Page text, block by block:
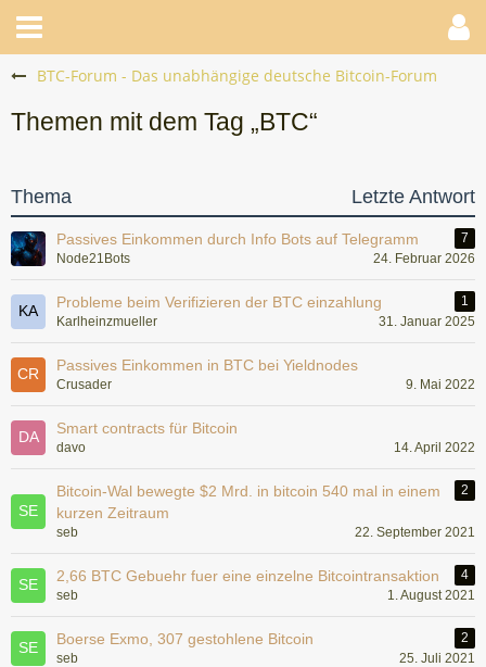
BTC-Forum - Das unabhängige deutsche Bitcoin-Forum
Themen mit dem Tag „BTC“
Thema Letzte Antwort
Passives Einkommen durch Info Bots auf Telegramm
7
Node21Bots
24. Februar 2026
Probleme beim Verifizieren der BTC einzahlung
1
Karlheinzmueller
31. Januar 2025
Passives Einkommen in BTC bei Yieldnodes
Crusader 9. Mai 2022
Smart contracts für Bitcoin
davo 14. April 2022
Bitcoin-Wal bewegte $2 Mrd. in bitcoin 540 mal in einem
kurzen Zeitraum
2
seb 22. September 2021
2,66 BTC Gebuehr fuer eine einzelne Bitcointransaktion
4
seb
1. August 2021
Boerse Exmo, 307 gestohlene Bitcoin
2
seb
25. Juli 2021